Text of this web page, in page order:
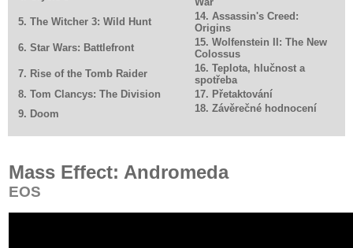
5. The Witcher 3: Wild Hunt
14. Assassin's Creed:
Origins
6. Star Wars: Battlefront
15. Wolfenstein II: The New
Colossus
7. Rise of the Tomb Raider
16. Teplota, hlučnost a
spotřeba
8. Tom Clancys: The Division
17. Přetaktování
9. Doom
18. Závěrečné hodnocení
Mass Effect: Andromeda
EOS